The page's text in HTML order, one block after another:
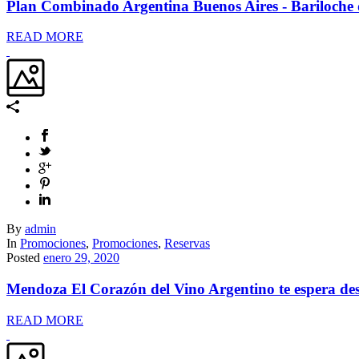
Plan Combinado Argentina Buenos Aires - Bariloche
READ MORE
By admin
In Promociones, Promociones, Reservas
Posted enero 29, 2020
Mendoza El Corazón del Vino Argentino te espera
READ MORE